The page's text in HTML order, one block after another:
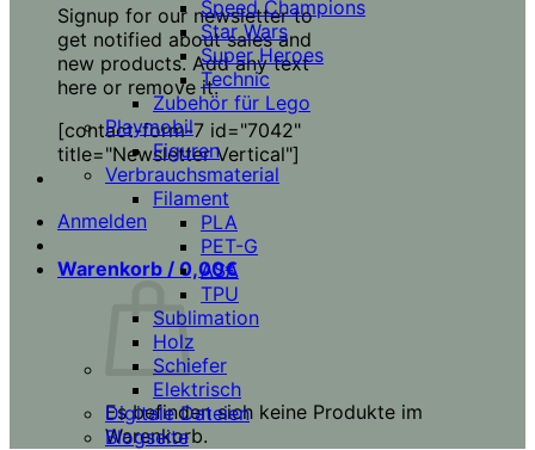
Signup for our newsletter to
get notified about sales and
new products. Add any text
here or remove it.
[contact-form-7 id="7042"
title="Newsletter Vertical"]
Anmelden
Warenkorb / 0,00€
Es befinden sich keine Produkte im
Warenkorb.
Speed Champions
Star Wars
Super Heroes
Technic
Zubehör für Lego
Playmobil
Figuren
Verbrauchsmaterial
Filament
PLA
PET-G
ASA
TPU
Sublimation
Holz
Schiefer
Elektrisch
Digitale Dateien
Blogseite